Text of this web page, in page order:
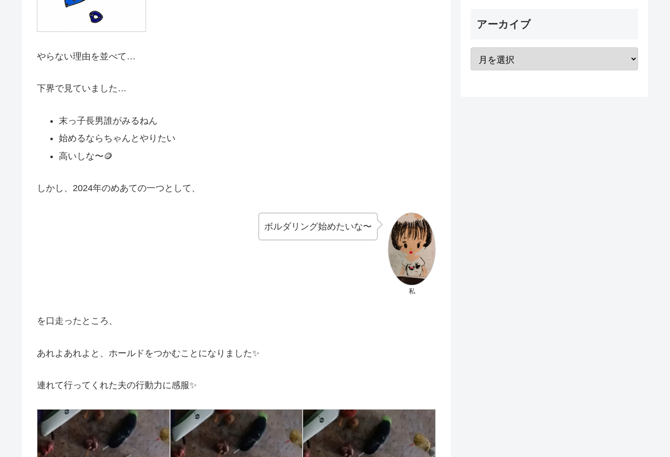
やらない理由を並べて…
下界で見ていました…
末っ子長男誰がみるねん
始めるならちゃんとやりたい
高いしな〜🪙
しかし、2024年のめあての一つとして、
私
ボルダリング始めたいな〜
を口走ったところ、
あれよあれよと、ホールドをつかむことになりました✨
連れて行ってくれた夫の行動力に感服✨
アーカイブ